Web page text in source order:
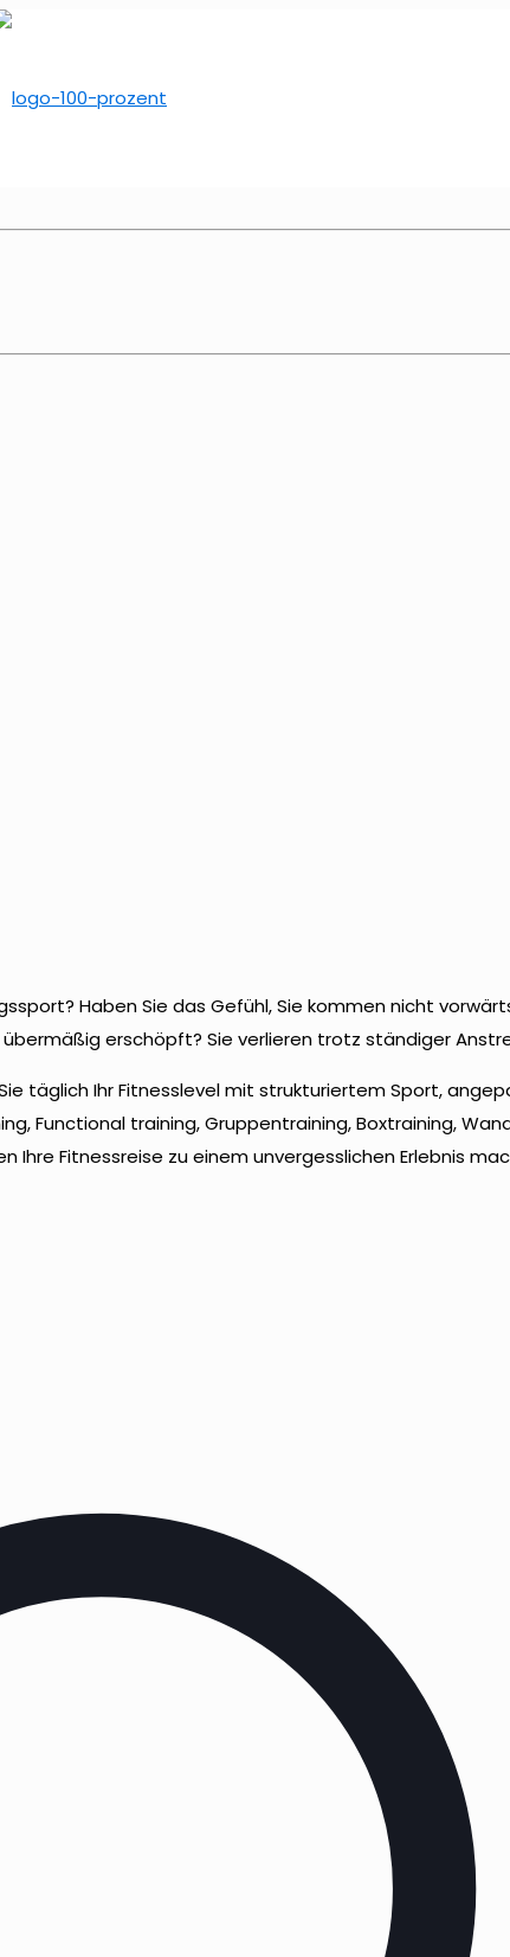
Haben Sie das Gefühl, Sie kommen nicht
erschöpft? Sie verlieren trotz ständiger
täglich Ihr Fitnesslevel mit strukturiertem Sport,
Functional training, Gruppentraining, Boxtraining,
Fitnessreise zu einem unvergesslichen Erlebnis